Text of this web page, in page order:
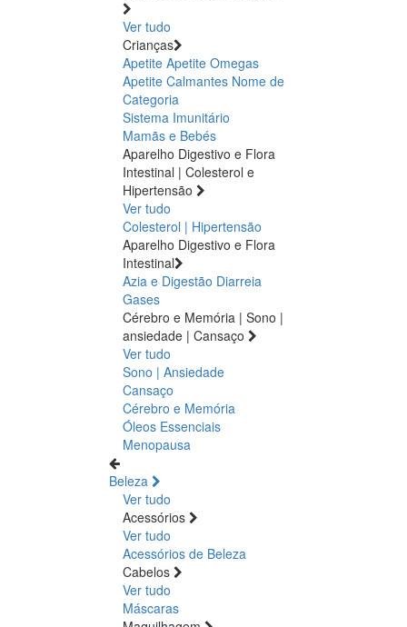
Ver tudo
Crianças
Apetite Apetite Omegas
Apetite Calmantes Nome de
Categoria
Sistema Imunitário
Mamãs e Bebés
Aparelho Digestivo e Flora
Intestinal | Colesterol e
Hipertensão
Ver tudo
Colesterol | Hipertensão
Aparelho Digestivo e Flora
Intestinal
Azia e Digestão Diarreia
Gases
Cérebro e Memória | Sono |
ansiedade | Cansaço
Ver tudo
Sono | Ansiedade
Cansaço
Cérebro e Memória
Óleos Essenciais
Menopausa
Beleza
Ver tudo
Acessórios
Ver tudo
Acessórios de Beleza
Cabelos
Ver tudo
Máscaras